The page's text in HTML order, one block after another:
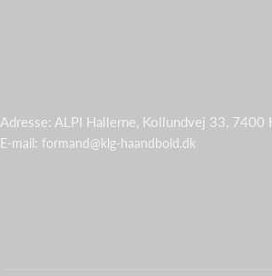
Adresse: ALPI Hallerne, Kollundvej 33, 7400
E-mail: formand@klg-haandbold.dk